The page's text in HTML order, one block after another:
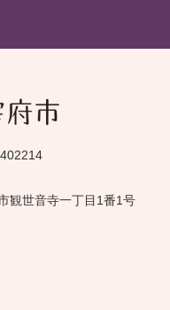
観世音寺一丁目1番1号